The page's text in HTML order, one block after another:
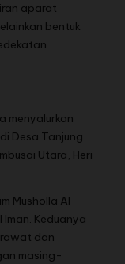
aparat
bentuk
menyalurkan
Desa Tanjung
Utara, Heri
Musholla Al
Iman. Keduanya
dan
masing-